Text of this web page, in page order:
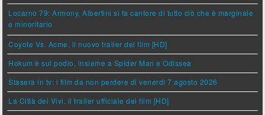
Locarno 79: Armony, Albertini si fa cantore di tutto ciò che è marginale
e minoritario
Coyote Vs. Acme, il nuovo trailer del film [HD]
Hokum è sul podio, insieme a Spider Man e Odissea
Stasera in tv: i film da non perdere di venerdì 7 agosto 2026
La Città dei Vivi, il trailer ufficiale del film [HD]